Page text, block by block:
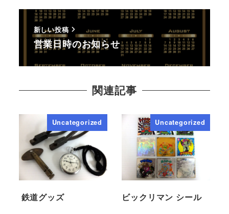
新しい投稿
営業日時のお知らせ
関連記事
Uncategorized
鉄道グッズ
Uncategorized
ビックリマン シール